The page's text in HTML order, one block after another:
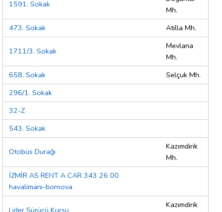
1591. Sokak
Mh.
473. Sokak
Atilla Mh.
1711/3. Sokak
Mevlana
Mh.
658. Sokak
Selçuk Mh.
296/1. Sokak
32-Z
543. Sokak
Otobüs Durağı
Kazımdirik
Mh.
İZMİR AS RENT A CAR 343 26 00
havalimanı-bornova
Kazımdirik